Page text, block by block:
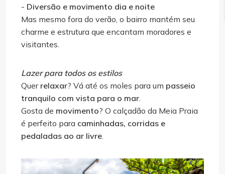
- Diversão e movimento dia e noite
Mas mesmo fora do verão, o bairro mantém seu
charme e estrutura que encantam moradores e
visitantes.
Lazer para todos os estilos
Quer relaxar? Vá até os moles para um passeio
tranquilo com vista para o mar.
Gosta de movimento? O calçadão da Meia Praia
é perfeito para caminhadas, corridas e
pedaladas ao ar livre.